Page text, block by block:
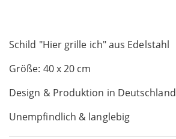
Schild "Hier grille ich" aus Edelstahl
Größe: 40 x 20 cm
Design & Produktion in Deutschland
Unempfindlich & langlebig
gallery
to
beginning
the
images
gallery